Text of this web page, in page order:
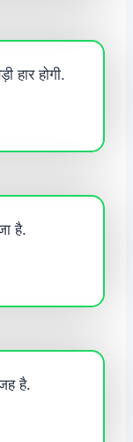
हार होगी.
है.
है.